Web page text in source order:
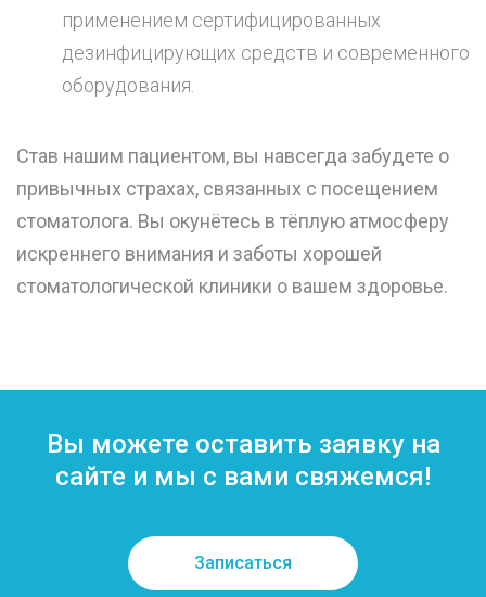
применением сертифицированных
дезинфицирующих средств и современного
оборудования.
Став нашим пациентом, вы навсегда забудете о
привычных страхах, связанных с посещением
стоматолога. Вы окунётесь в тёплую атмосферу
искреннего внимания и заботы хорошей
стоматологической клиники о вашем здоровье.
Вы можете оставить заявку на
сайте и мы с вами свяжемся!
Записаться